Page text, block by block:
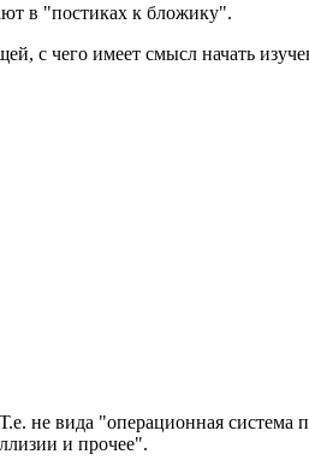
в "постиках к бложику".
с чего имеет смысл начать
не вида "операционная система
и прочее".